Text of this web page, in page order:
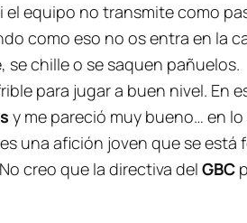
equipo no transmite como
como eso no os entra en la
se chille o se saquen pañuelos.
para jugar a buen nivel. En
y me pareció muy bueno… en
es una afición joven que se está
creo que la directiva del GBC